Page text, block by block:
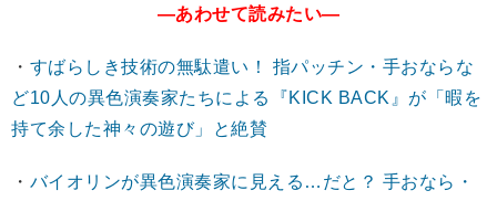
―あわせて読みたい―
・ すばらしき技術の無駄遣い！ 指パッチン・手おならな
ど10人の異色演奏家たちによる『KICK BACK』が「暇を
持て余した神々の遊び」と絶賛
・ バイオリンが異色演奏家に見える…だと？ 手おなら・